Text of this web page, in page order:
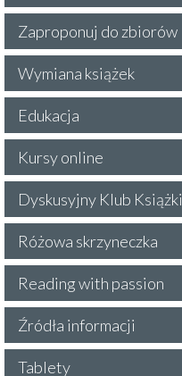
Zaproponuj do zbiorów
Wymiana książek
Edukacja
Kursy online
Dyskusyjny Klub Książki
Różowa skrzyneczka
Reading with passion
Źródła informacji
Tablety